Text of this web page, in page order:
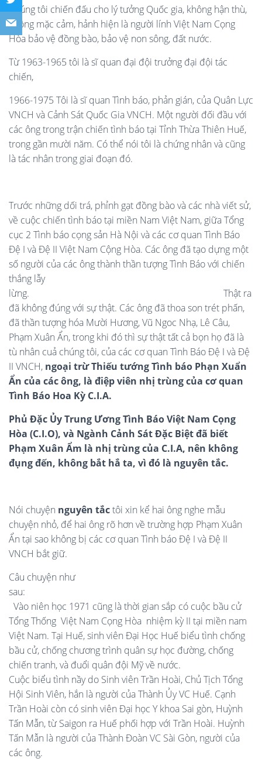
Chúng tôi chiến đấu cho lý tưởng Quốc gia, không hận thù,
không mặc cảm, hảnh hiện là người lính Việt Nam Cọng
Hòa bảo vệ đồng bào, bảo vệ non sông, đất nước.
Từ 1963-1965 tôi là sĩ quan đại đội trưởng đại đội tác
chiến,
1966-1975 Tôi là sĩ quan Tình báo, phản gián, của Quân Lực
VNCH và Cảnh Sát Quốc Gia VNCH. Một người đối đầu với
các ông trong trận chiến tình báo tại Tỉnh Thừa Thiên Huế,
trong gần mười năm. Có thể nói tôi là chứng nhân và cũng
là tác nhân trong giai đoạn đó.
Trước những dối trá, phỉnh gạt đồng bào và các nhà viết sử,
về cuộc chiến tình báo tại miền Nam Việt Nam, giữa Tổng
cục 2 Tình báo cọng sản Hà Nội và các cơ quan Tình Báo
Đệ I và Đệ II Việt Nam Cộng Hòa. Các ông đã tạo dựng một
số người của các ông thành thần tượng Tình Báo với chiến
thắng lẫy
lừng. Thật ra
đã không đúng với sự thật. Các ông đã thoa son trét phấn,
đã thần tượng hóa Mười Hương, Vũ Ngoc Nhạ, Lê Câu,
Phạm Xuân Ẩn, trong khi đó thì sự thật tất cả bọn họ đã là
tù nhân cuả chúng tôi, của các cơ quan Tình Báo Đệ I và Đệ
II VNCH, ngoại trừ Thiếu tướng Tình báo Phạn Xuẩn
Ẩn của các ông, là điệp viên nhị trùng của cơ quan
Tình Báo Hoa Kỳ C.I.A.
Phủ Đặc Ủy Trung Ương Tình Báo Việt Nam Cọng
Hòa (C.I.O), và Ngành Cảnh Sát Đặc Biệtđã biết
Phạm Xuân Ẩm là nhị trùng của C.I.A, nên không
đụng đến, không bắt hắ ta, vì đó là nguyên tắc.
Nói chuyện nguyên tắctôi xin kể hai ông nghe mẫu
chuyện nhỏ, để hai ông rõ hơn về trường hợp Phạm Xuân
Ẩn tại sao không bị các cơ quan Tình báo Đệ I và Đệ II
VNCH bắt giữ.
Câu chuyện như
sau:
Vào niên học 1971 cũng là thời gian sắp có cuộc bầu cử
Tổng Thống Việt Nam Cọng Hòa nhiệm kỳ II tại miền nam
Việt Nam. Tại Huế, sinh viên Đại Học Huế biểu tình chống
bầu cử, chống chương trình quân sự học đường, chống
chiến tranh, và đuổi quân đội Mỹ về nước.
Cuộc biểu tình nầy do Sinh viên Trần Hoài, Chủ Tịch Tổng
Hội Sinh Viên, hắn là người của Thành Ủy VC Huế. Cạnh
Trần Hoài còn có sinh viên Đại học Y khoa Sai gòn, Huỳnh
Tấn Mẫn, từ Saigon ra Huế phối hợp với Trần Hoài. Huỳnh
Tấn Mẫn là người của Thành Đoàn VC Sài Gòn, người của
các ông.